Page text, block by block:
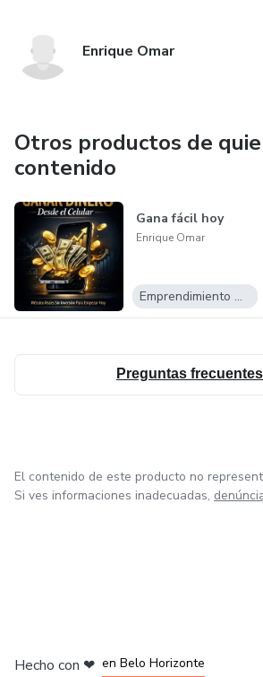
Enrique Omar
Otros productos de
contenido
Gana fácil hoy
Enrique Omar
Emprendimiento Digital
Preguntas frecuentes
El contenido de este producto no
Si ves informaciones inadecuadas,
Hecho con ❤ en Belo Horizonte